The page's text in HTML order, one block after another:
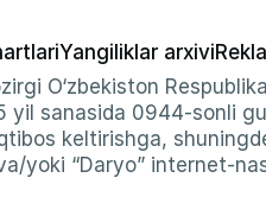
Yangiliklar arxivi
O‘zbekiston
sanasida 0944-sonli
keltirishga,
yoki “Daryo” internet-